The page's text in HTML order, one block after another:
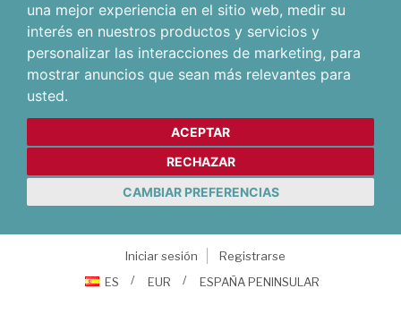
una mejor experiencia en el sitio web, medir su
interés en nuestros productos y servicios y
personalizar las interacciones de marketing, para
mostrar anuncios que sean más relevantes para
usted.
ACEPTAR
RECHAZAR
CAMBIAR PREFERENCIAS
Iniciar sesión
Registrarse
ES
EUR ESPAÑA PENINSULAR